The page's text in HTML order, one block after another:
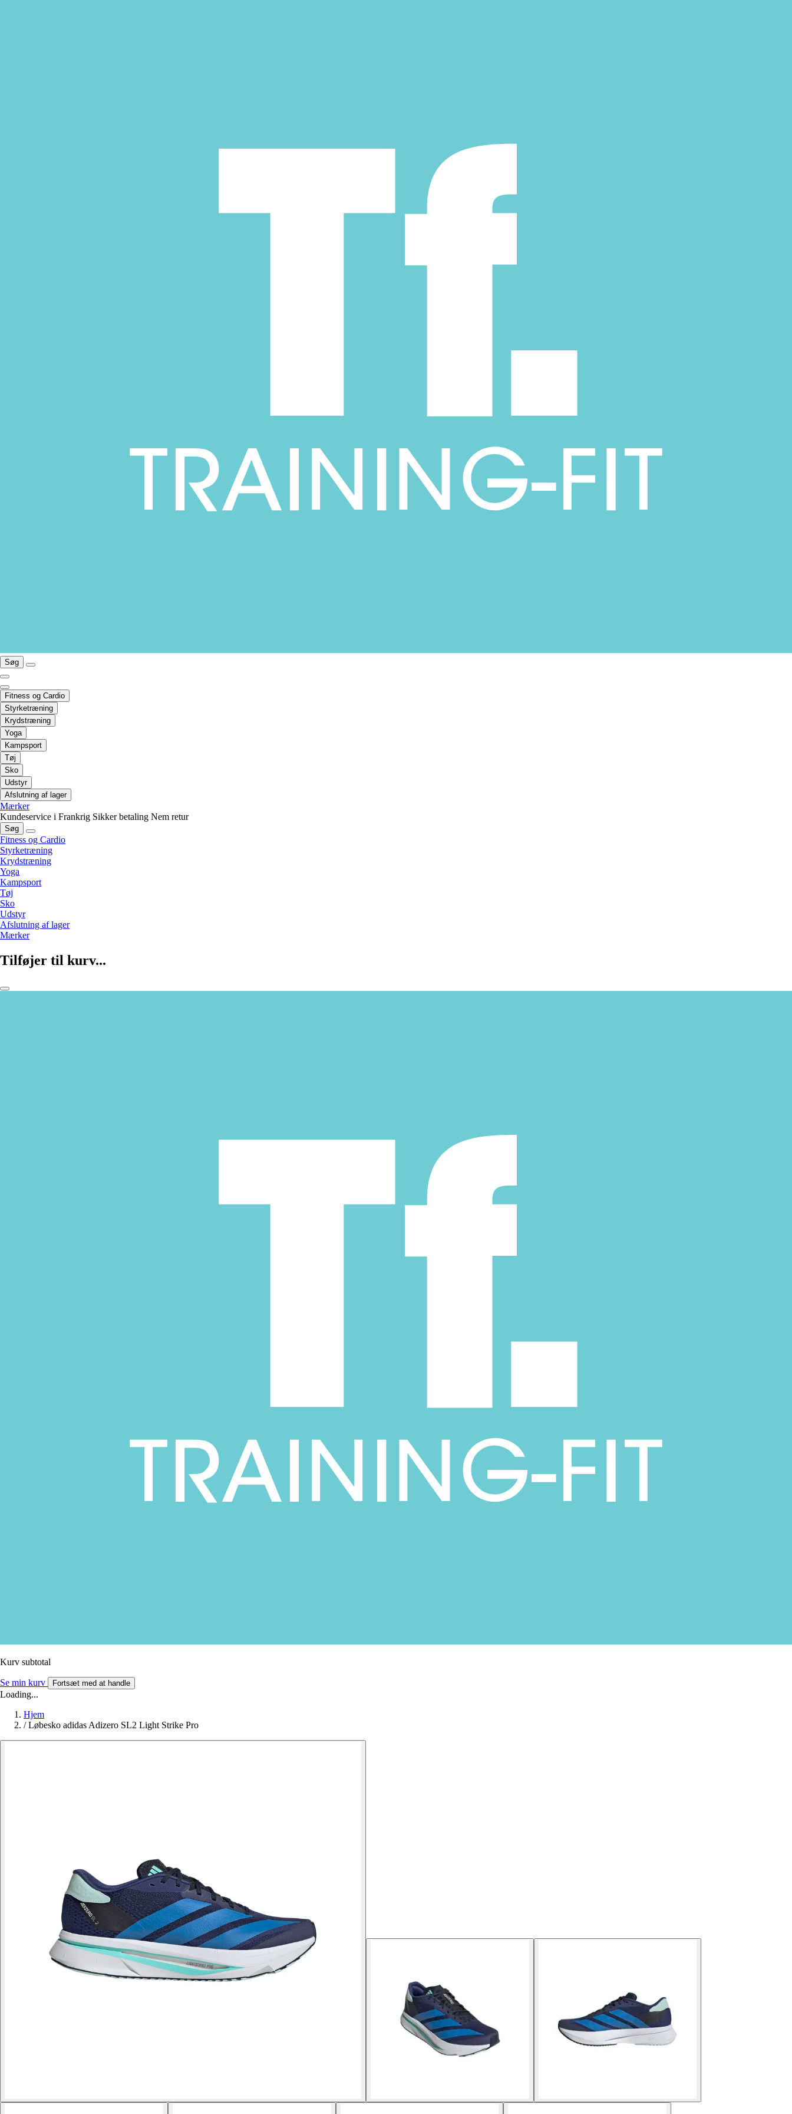
Søg
Fitness og Cardio
Styrketræning
Krydstræning
Yoga
Kampsport
Tøj
Sko
Udstyr
Afslutning af lager
Mærker
Kundeservice i Frankrig Sikker betaling Nem retur
Søg
Fitness og Cardio
Styrketræning
Krydstræning
Yoga
Kampsport
Tøj
Sko
Udstyr
Afslutning af lager
Mærker
Tilføjer til kurv...
Kurv subtotal
Se min kurv Fortsæt med at handle
Loading...
Hjem
/ Løbesko adidas Adizero SL2 Light Strike Pro